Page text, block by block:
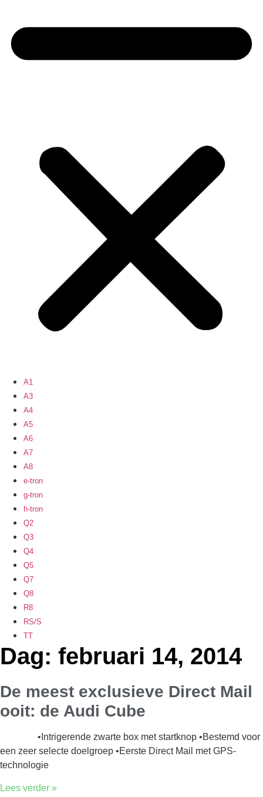
A1
A3
A4
A5
A6
A7
A8
e-tron
g-tron
h-tron
Q2
Q3
Q4
Q5
Q7
Q8
R8
RS/S
TT
Dag: februari 14, 2014
De meest exclusieve Direct Mail
ooit: de Audi Cube
•Intrigerende zwarte box met startknop •Bestemd voor
een zeer selecte doelgroep •Eerste Direct Mail met GPS-
technologie
Lees verder »